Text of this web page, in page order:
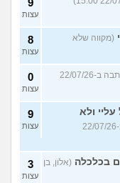
9
עצות
(מקווה שלא
8
עצות
(אנונימי, בת 18, כתבה ב-22/07/26
0
עצות
ולא
(כינוי, בת 26, כתבה ב-22/07/26
9
עצות
בכלכלה (אלון, בן
3
עצות